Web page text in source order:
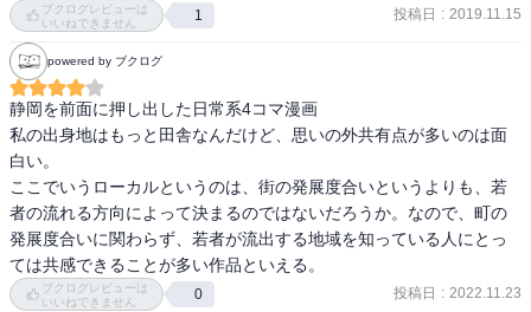
漫画シリーズの第一弾である。
満員電車であばら骨と共に心も折れた主人公が地元へと帰り、主
に東京出身の左遷されても元気な同僚にカルチャーギャップを説明
する形で静岡ネタを披露していく作品となっている。
手始めとなる今回からして「お茶係」「静岡山梨富士山戦争」
「のぞみは静岡止まらない」「茶摘み休暇」「いるかの味噌煮」等
の異文化を楽しめる内容である。
こうしたネタ物は特に一巻が色濃い形になることが多いが（当然
ながら読者的にも新鮮さが大きくなる）、人間関係を軸にすること
で物語的な面白さで下支えしている点で、飽きを防止するようよく
計算されている印象である。
ブクログレビューは
いいねできません
1 投稿日 : 2019.11.15
powered by ブクログ
静岡を前面に押し出した日常系4コマ漫画
私の出身地はもっと田舎なんだけど、思いの外共有点が多いのは面
白い。
ここでいうローカルというのは、街の発展度合いというよりも、若
者の流れる方向によって決まるのではないだろうか。なので、町の
発展度合いに関わらず、若者が流出する地域を知っている人にとっ
ては共感できることが多い作品といえる。
ブクログレビューは
いいねできません
0 投稿日 : 2022.11.23